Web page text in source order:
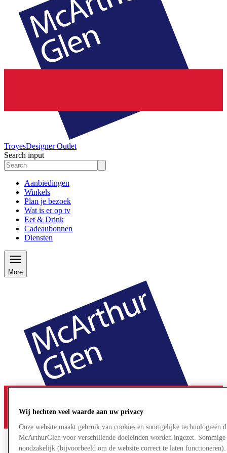
TroyesDesigner Outlet
Search input
Aanbiedingen
Winkels
Plan je bezoek
Wat is er op tv
Eet & Drink
Cadeaubonnen
Diensten
More
Wij hechten veel waarde aan uw privacy
Onze website maakt gebruik van cookies en soortgelijke technologieën
McArthurGlen voor verschillende doeleinden worden ingezet.
noodzakelijk (bijvoorbeeld om de website correct te laten